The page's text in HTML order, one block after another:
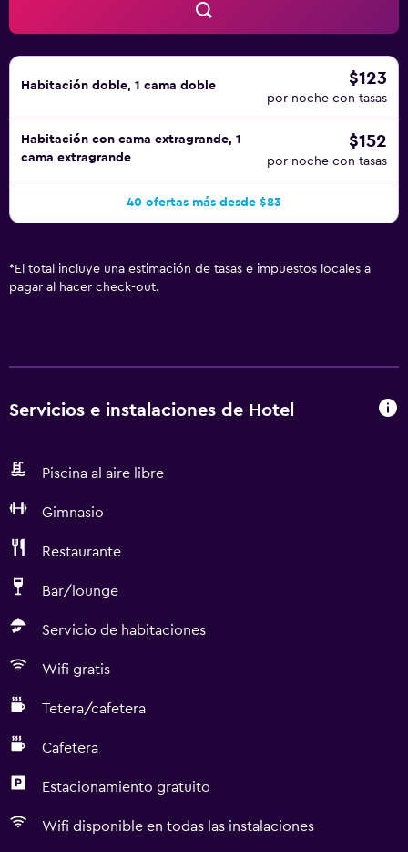
Habitación doble, 1 cama doble $123
por noche con tasas
Habitación con cama extragrande, 1
cama extragrande
$152
por noche con tasas
40 ofertas más desde $83
* El total incluye una estimación de tasas e impuestos locales a
pagar al hacer check-out.
Servicios e instalaciones de Hotel
Piscina al aire libre
Gimnasio
Restaurante
Bar/lounge
Servicio de habitaciones
Wifi gratis
Tetera/cafetera
Cafetera
Estacionamiento gratuito
Wifi disponible en todas las instalaciones